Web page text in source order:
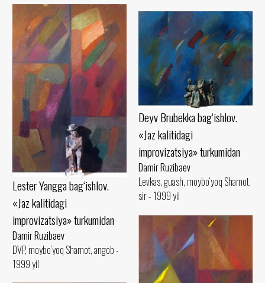
Lester Yangga bag‘ishlov.
«Jaz kalitidagi
improvizatsiya» turkumidan
Damir Ruzibaev
DVP, moybo‘yoq Shamot, angob -
1999 yil
Deyv Brubekka bag‘ishlov.
«Jaz kalitidagi
improvizatsiya» turkumidan
Damir Ruzibaev
Levkas, guash, moybo‘yoq Shamot,
sir - 1999 yil